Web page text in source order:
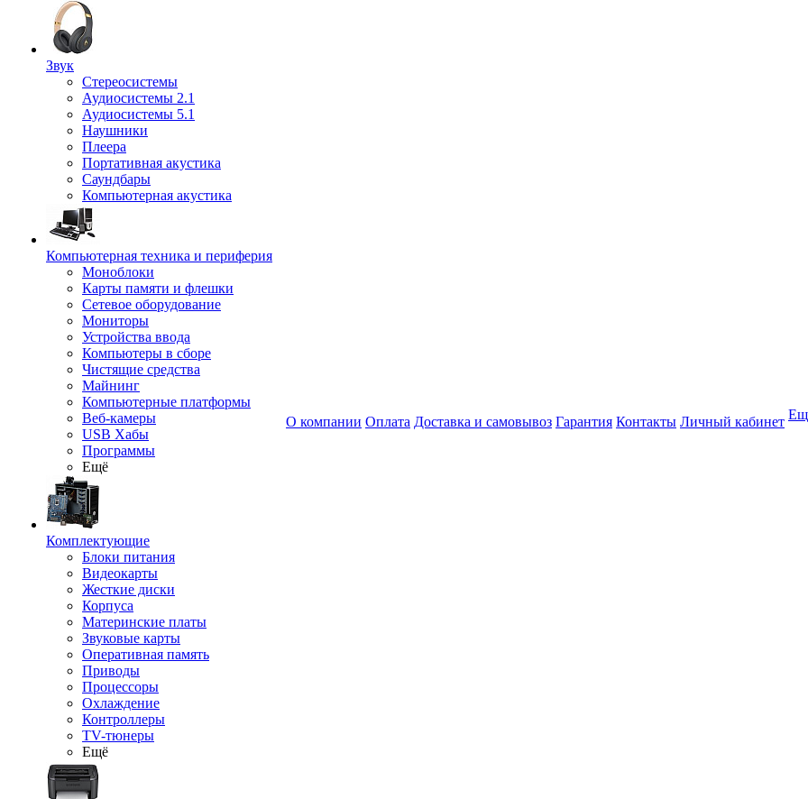
Звук
Стереосистемы
Аудиосистемы 2.1
Аудиосистемы 5.1
Наушники
Плеера
Портативная акустика
Саундбары
Компьютерная акустика
Компьютерная техника и периферия
Моноблоки
Карты памяти и флешки
Сетевое оборудование
Мониторы
Устройства ввода
Компьютеры в сборе
Чистящие средства
Майнинг
Компьютерные платформы
Веб-камеры
USB Хабы
Программы
Ещё
Комплектующие
Блоки питания
Видеокарты
Жесткие диски
Корпуса
Материнские платы
Звуковые карты
Оперативная память
Приводы
Процессоры
Охлаждение
Контроллеры
TV-тюнеры
Ещё
О компании Оплата Доставка и самовывоз Гарантия Контакты Личный кабинет